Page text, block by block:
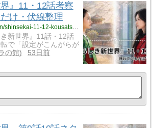
』11・12話考察
け・伏線整理
https://kan-fan.com/column/shinsekai-11-12-kousatsu.html
新世界』11話・12話
で「設定がこんがらが
の館
53日前